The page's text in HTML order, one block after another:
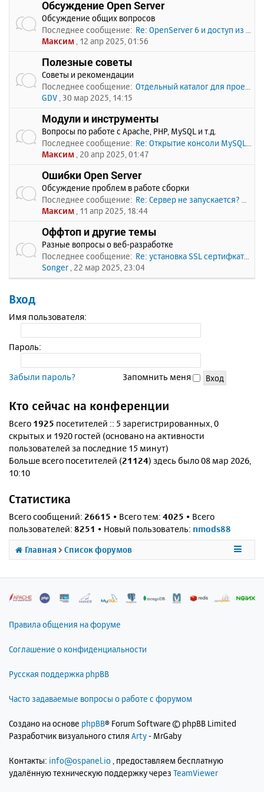
Обсуждение Open Server
Обсуждение общих вопросов
Последнее сообщение: Re: OpenServer 6 и доступ из …
Максим , 12 апр 2025, 01:56
Полезные советы
Советы и рекомендации
Последнее сообщение: Отдельный каталог для проекто…
GDV , 30 мар 2025, 14:15
Модули и инструменты
Вопросы по работе с Apache, PHP, MySQL и т.д.
Последнее сообщение: Re: Открытие консоли MySQL по…
Максим , 20 апр 2025, 01:47
Ошибки Open Server
Обсуждение проблем в работе сборки
Последнее сообщение: Re: Сервер не запускается? Пи…
Максим , 11 апр 2025, 18:44
Оффтоп и другие темы
Разные вопросы о веб-разработке
Последнее сообщение: Re: установка SSL сертифката
Songer , 22 мар 2025, 23:04
Вход
Имя пользователя:
Пароль:
Забыли пароль? Запомнить меня
Кто сейчас на конференции
Всего 1925 посетителей :: 5 зарегистрированных, 0
скрытых и 1920 гостей (основано на активности
пользователей за последние 15 минут)
Больше всего посетителей (21124) здесь было 08 мар 2026,
10:10
Статистика
Всего сообщений: 26615 • Всего тем: 4025 • Всего
пользователей: 8251 • Новый пользователь: nmods88
Главная Список форумов
Правила общения на форуме
Соглашение о конфиденциальности
Русская поддержка phpBB
Часто задаваемые вопросы о работе с форумом
Создано на основе phpBB® Forum Software © phpBB Limited
Разработчик визуального стиля Arty- MrGaby
Контакты: info@ospanel.io , предоставляем бесплатную
удалённую техническую поддержку через TeamViewer